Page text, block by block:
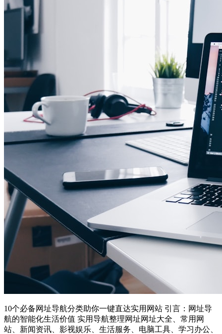
10个必备网址导航分类助你一键直达实用网站 引言：网址导
航的智能化生活价值 实用导航整理网址网址大全、常用网
站、新闻资讯、影视娱乐、生活服务、电脑工具、学习办公、